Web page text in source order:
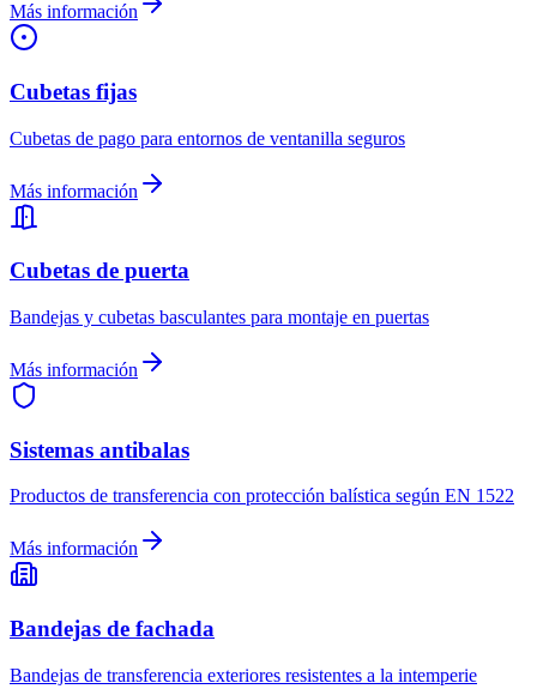
Más información
Cubetas fijas
Cubetas de pago para entornos de ventanilla seguros
Más información
Cubetas de puerta
Bandejas y cubetas basculantes para montaje en puertas
Más información
Sistemas antibalas
Productos de transferencia con protección balística según EN 1522
Más información
Bandejas de fachada
Bandejas de transferencia exteriores resistentes a la intemperie